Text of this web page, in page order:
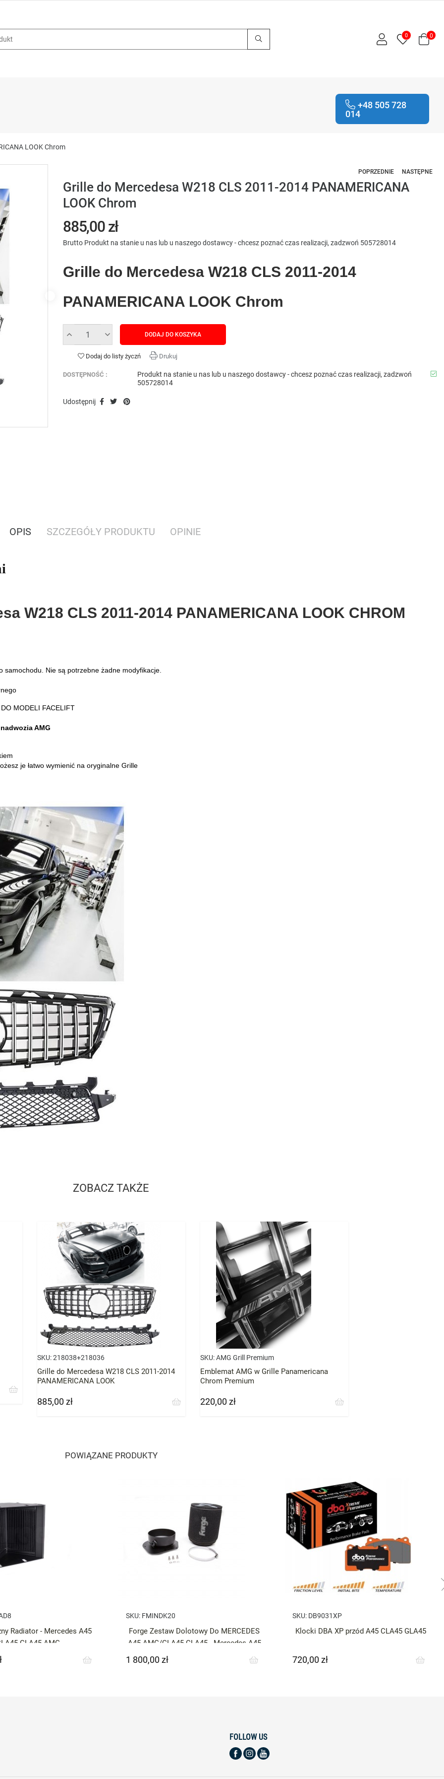
0 0
+48 505 728
014
LOOK Chrom
POPRZEDNIE NASTĘPNE
Grille do Mercedesa W218 CLS 2011-2014 PANAMERICANA
LOOK Chrom
885,00 zł
Brutto Produkt na stanie u nas lub u naszego dostawcy - chcesz poznać czas realizacji, zadzwoń 505728014
Grille do Mercedesa W218 CLS 2011-2014
PANAMERICANA LOOK Chrom
DODAJ DO KOSZYKA
Dodaj do listy życzń Drukuj
DOSTĘPNOŚĆ :
Produkt na stanie u nas lub u naszego dostawcy - chcesz poznać czas realizacji, zadzwoń
505728014
Udostępnij
OPIS SZCZEGÓŁY PRODUKTU OPINIE
W218 CLS 2011-2014 PANAMERICANA LOOK CHROM
samochodu. Nie są potrzebne żadne modyfikacje.
MODELI FACELIFT
AMG
je łatwo wymienić na oryginalne Grille
ZOBACZ TAKŻE
SKU: 218038+218036
Grille do Mercedesa W218 CLS 2011-2014
PANAMERICANA LOOK
Cena
885,00 zł
Cena
SKU: AMG Grill Premium
Emblemat AMG w Grille Panamericana
Chrom Premium
Cena
220,00 zł
POWIĄZANE PRODUKTY
Radiator - Mercedes A45
GLA45 AMG
SKU: FMINDK20
Forge Zestaw Dolotowy Do MERCEDES
A45 AMG/GLA45 CLA45 - Mercedes A45
Cena
1 800,00 zł
SKU: DB9031XP
Klocki DBA XP przód A45 CLA45 GLA45
Cena
720,00 zł
FOLLOW US